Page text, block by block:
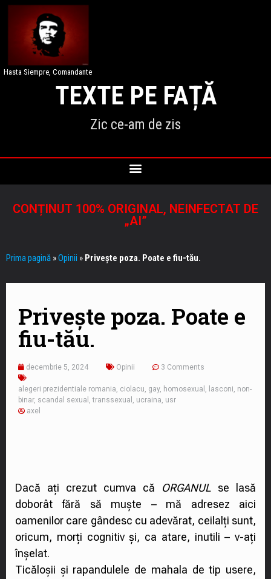
Hasta Siempre, Comandante
TEXTE PE FAȚĂ
Zic ce-am de zis
CONȚINUT 100% ORIGINAL, NEINFECTAT DE
„AI”
Prima pagină »Opinii » Privește poza. Poate e fiu-tău.
Privește poza. Poate e
fiu-tău.
decembrie 5, 2024 Opinii 3 Comments
alegeri prezidentiale romania ciolacu gay, homosexual lasconi non-
binar, scandal sexual ,transsexual ucraina usr
axel
Dacă ați crezut cumva că ORGANUL se lasă
doborât fără să muște – mă adresez aici
oamenilor care gândesc cu adevărat, ceilalți sunt,
oricum, morți cognitiv și, ca atare, inutili – v-ați
înșelat.
Ticăloșii și rapandulele de mahala de tip usere,